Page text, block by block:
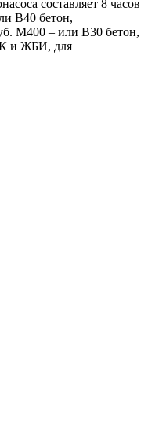
составляет 8 часов
B40 бетон,
М400 – или B30 бетон,
и ЖБИ, для